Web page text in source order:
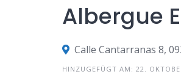
Albergue
Calle Cantarranas 8,
HINZUGEFÜGT AM: 22.